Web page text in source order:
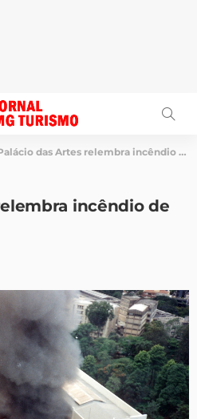
das Artes relembra incêndio de 1997
incêndio de